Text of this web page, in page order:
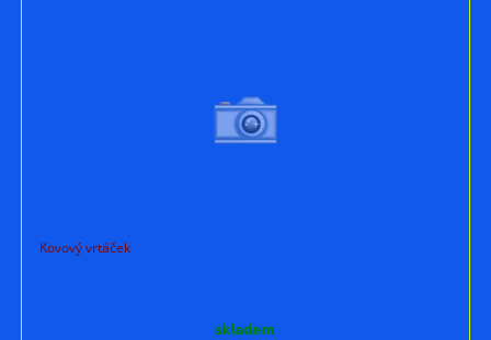
Kovový vrtáček
skladem